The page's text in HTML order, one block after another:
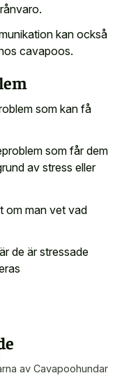
kan också
cavapoos.
som kan få
som får dem
av stress eller
om man vet vad
de är stressade
av Cavapoohundar